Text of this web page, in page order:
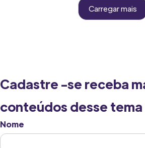
Carregar mais
Cadastre -se receba
conteúdos desse tema
Nome